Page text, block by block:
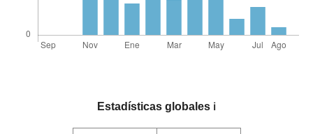
Estadísticas globales ℹ️